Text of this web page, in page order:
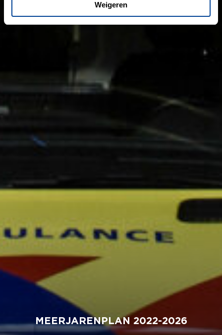
Weigeren
MEERJARENPLAN 2022-2026